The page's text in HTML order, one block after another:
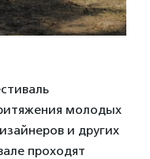
молодых
и других
проходят